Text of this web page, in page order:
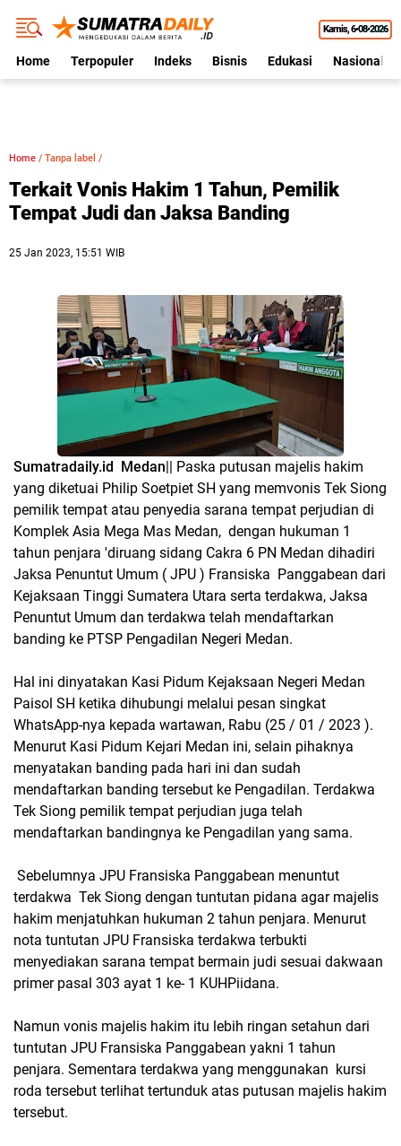
Kamis 6•08•2026
Home Terpopuler Indeks Bisnis Edukasi Nasional
Home / Tanpa label /
Terkait Vonis Hakim 1 Tahun, Pemilik
Tempat Judi dan Jaksa Banding
25 Jan 2023, 15:51 WIB
Sumatradaily.id Medan|| Paska putusan majelis hakim
yang diketuai Philip Soetpiet SH yang memvonis Tek Siong
pemilik tempat atau penyedia sarana tempat perjudian di
Komplek Asia Mega Mas Medan, dengan hukuman 1
tahun penjara 'diruang sidang Cakra 6 PN Medan dihadiri
Jaksa Penuntut Umum ( JPU ) Fransiska Panggabean dari
Kejaksaan Tinggi Sumatera Utara serta terdakwa, Jaksa
Penuntut Umum dan terdakwa telah mendaftarkan
banding ke PTSP Pengadilan Negeri Medan.
Hal ini dinyatakan Kasi Pidum Kejaksaan Negeri Medan
Paisol SH ketika dihubungi melalui pesan singkat
WhatsApp-nya kepada wartawan, Rabu (25 / 01 / 2023 ).
Menurut Kasi Pidum Kejari Medan ini, selain pihaknya
menyatakan banding pada hari ini dan sudah
mendaftarkan banding tersebut ke Pengadilan. Terdakwa
Tek Siong pemilik tempat perjudian juga telah
mendaftarkan bandingnya ke Pengadilan yang sama.
Sebelumnya JPU Fransiska Panggabean menuntut
terdakwa Tek Siong dengan tuntutan pidana agar majelis
hakim menjatuhkan hukuman 2 tahun penjara. Menurut
nota tuntutan JPU Fransiska terdakwa terbukti
menyediakan sarana tempat bermain judi sesuai dakwaan
primer pasal 303 ayat 1 ke- 1 KUHPiidana.
Namun vonis majelis hakim itu lebih ringan setahun dari
tuntutan JPU Fransiska Panggabean yakni 1 tahun
penjara. Sementara terdakwa yang menggunakan kursi
roda tersebut terlihat tertunduk atas putusan majelis hakim
tersebut.